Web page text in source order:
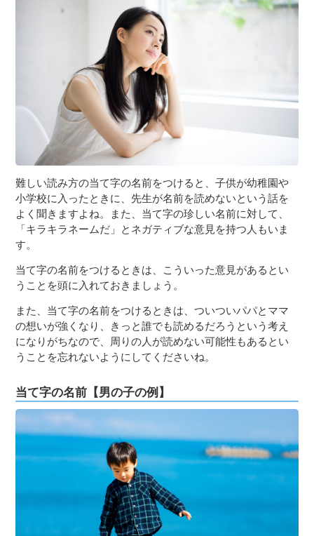
難しい読み方の当て字の名前をつけると、子供が幼稚園や
小学校に入ったときに、先生が名前を読めないという話を
よく聞きますよね。また、当て字の珍しい名前に対して、
「キラキラネームだ」とネガティブな意見を持つ人もいま
す。
当て字の名前をつけるときは、こういった意見があるとい
うことを頭に入れておきましょう。
また、当て字の名前をつけるときは、ついついパパとママ
の想いが強くなり、きっと誰でも読めるだろうという考え
になりがちなので、周りの人が読めない可能性もあるとい
うことを忘れないようにしてくださいね。
当て字の名前【男の子の例】